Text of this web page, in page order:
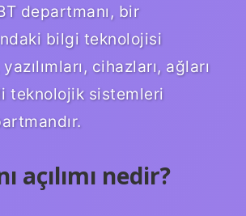
departmanı, bir
bilgi teknolojisi
cihazları, ağları
teknolojik sistemleri
açılımı nedir?